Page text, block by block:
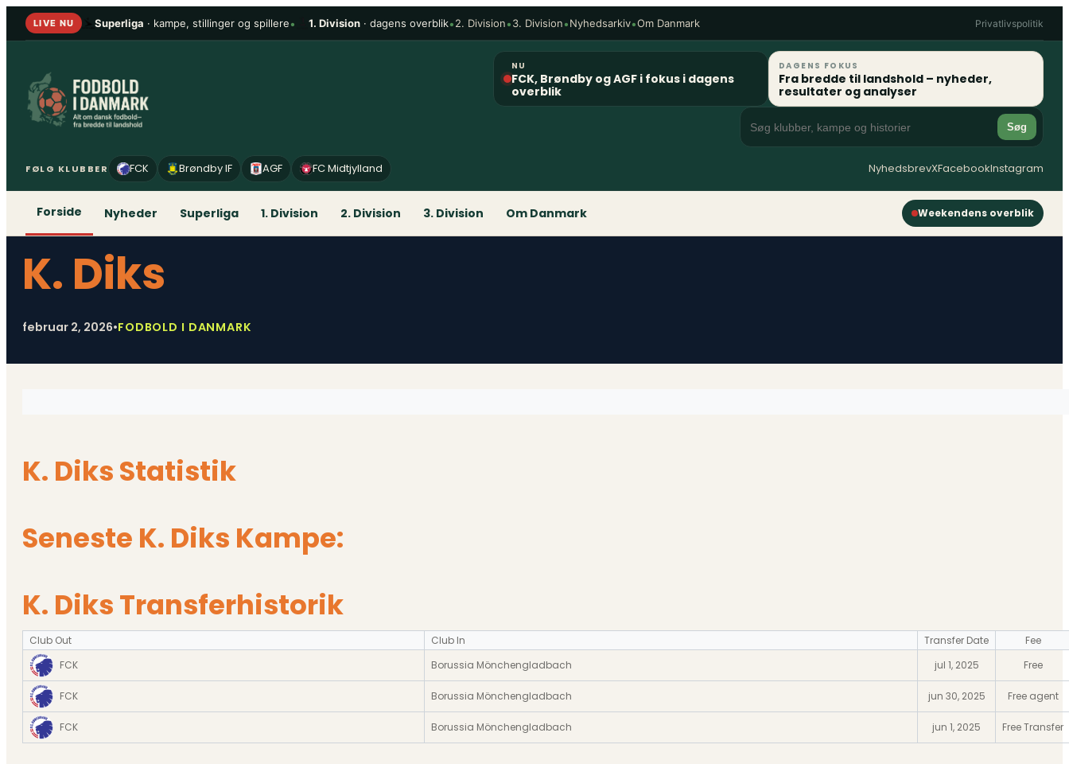
Spring
LIVE NU Superliga · kampe, stillinger og spillere• 1. Division · dagens overblik•2. Division•3. Division•Nyhedsarkiv•Om Danmark Privatlivspolitik
NU
FCK, Brøndby og AGF i fokus i dagens
overblik
DAGENS FOKUS
Fra bredde til landshold – nyheder,
resultater og analyser
Søg
FØLG KLUBBER FCK Brøndby IF AGF FC Midtjylland NyhedsbrevXFacebookInstagram
Forside Nyheder Superliga 1. Division 2. Division 3. Division Om Danmark Weekendens overblik
K. Diks
februar 2, 2026•FODBOLD I DANMARK
K. Diks Statistik
Seneste K. Diks Kampe:
K. Diks Transferhistorik
Club Out Club In Transfer Date
Fee
FCK
Borussia Mönchengladbach jul 1, 2025 Free
FCK Borussia Mönchengladbach jun 30, 2025 Free agent
FCK Borussia Mönchengladbach jun 1, 2025 Free Transfer